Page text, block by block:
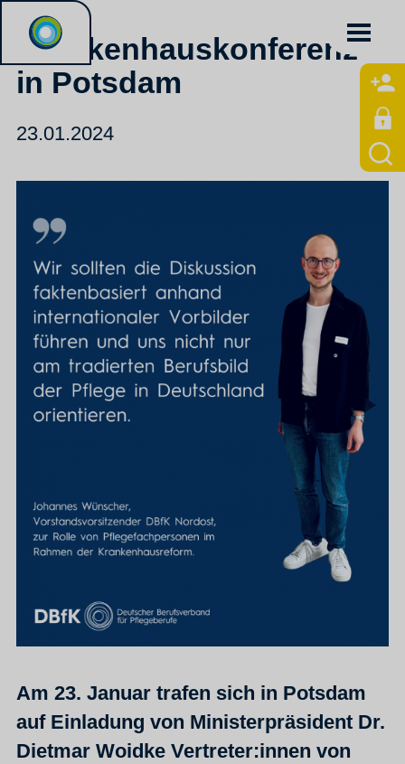
Krankenhauskonferenz
in Potsdam
23.01.2024
Am 23. Januar trafen sich in Potsdam
auf Einladung von Ministerpräsident Dr.
Dietmar Woidke Vertreter:innen von